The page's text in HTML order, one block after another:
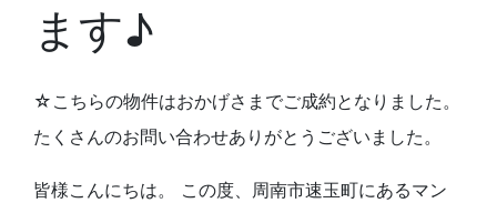
ます♪
☆こちらの物件はおかげさまでご成約となりました。
たくさんのお問い合わせありがとうございました。
皆様こんにちは。 この度、周南市速玉町にあるマン